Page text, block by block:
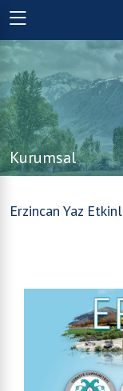
Kurumsal
Erzincan Yaz